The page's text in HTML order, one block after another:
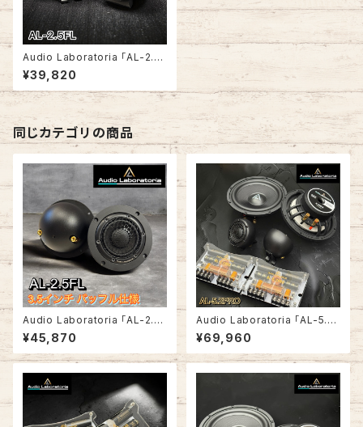
Audio Laboratoria 「AL-2.5F
L」 2.5インチハイエンドワイド
レンジスピーカー
¥39,820
同じカテゴリの商品
Audio Laboratoria 「AL-2.5F
L（3.5インチ バッフル特別仕
様）」 2.5インチハイエンドワイ
ドレンジスピーカー
¥45,870
Audio Laboratoria 「AL-5.2
PRO」 2wayコンポーネントセ
ット (6.5インチ ミッドバス 2.5イ
ンチフルレンジ)
¥69,960